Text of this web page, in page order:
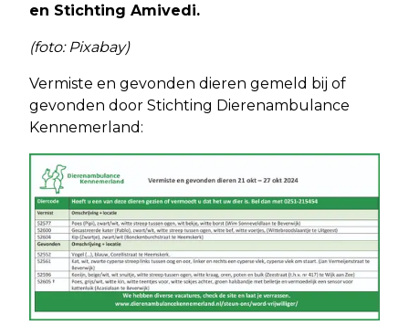
en Stichting Amivedi.
(foto: Pixabay)
Vermiste en gevonden dieren gemeld bij of
gevonden door Stichting Dierenambulance
Kennemerland: